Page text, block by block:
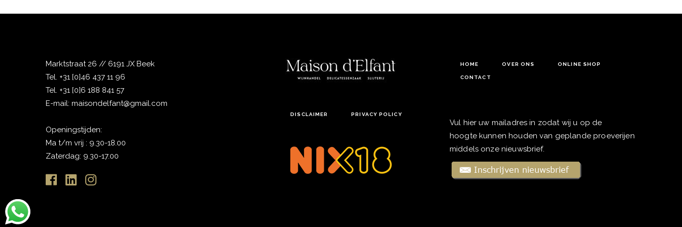
Marktstraat 26 // 6191 JX Beek
Tel. +31 [0]46 437 11 96
Tel. +31 [0]6 188 841 57
E-mail: maisondelfant@gmail.com
Openingstijden:
Ma t/m vrij : 9.30-18.00
Zaterdag: 9.30-17.00
DISCLAIMER PRIVACY POLICY
HOME OVER ONS ONLINE SHOP
CONTACT
Vul hier uw mailadres in zodat wij u op de
hoogte kunnen houden van geplande proeverijen
middels onze nieuwsbrief.